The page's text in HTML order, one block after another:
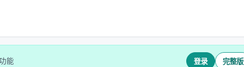
能 登录 完整版